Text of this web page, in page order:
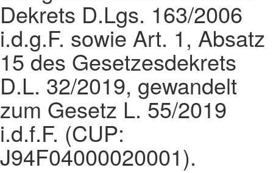
Dekrets D.Lgs. 163/2006
i.d.g.F. sowie Art. 1, Absatz
15 des Gesetzesdekrets
D.L. 32/2019, gewandelt
zum Gesetz L. 55/2019
i.d.f.F. (CUP:
J94F04000020001).